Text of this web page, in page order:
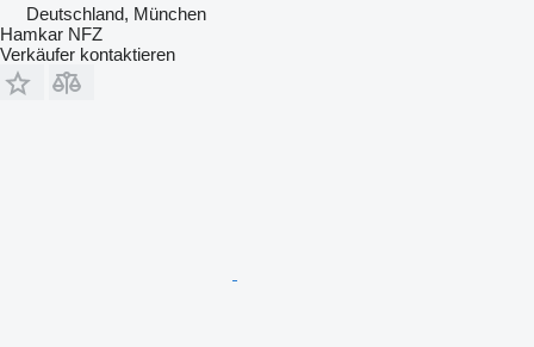
Deutschland, München
Hamkar NFZ
Verkäufer kontaktieren